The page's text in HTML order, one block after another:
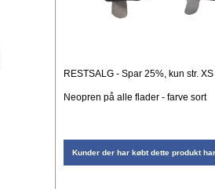
RESTSALG - Spar 25%, kun str.
Neopren på alle flader - farve sort
Kunder der har købt dette produkt